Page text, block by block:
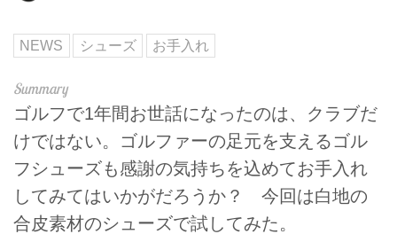
NEWS シューズ お手入れ
ゴルフで1年間お世話になったのは、クラブだ
けではない。ゴルファーの足元を支えるゴル
フシューズも感謝の気持ちを込めてお手入れ
してみてはいかがだろうか？ 今回は白地の
合皮素材のシューズで試してみた。